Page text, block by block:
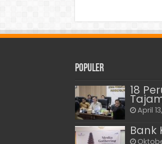
Populer
18
April
Bank